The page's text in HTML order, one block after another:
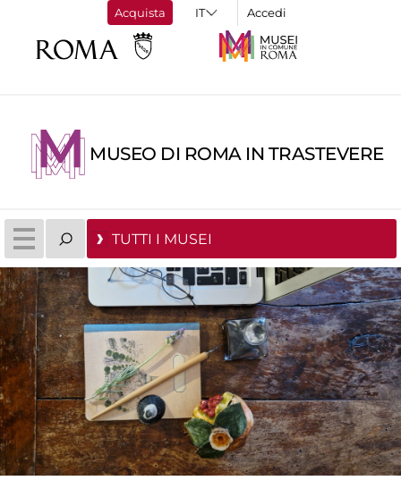
Acquista Accedi
MUSEO DI ROMA IN TRASTEVERE
TUTTI I MUSEI